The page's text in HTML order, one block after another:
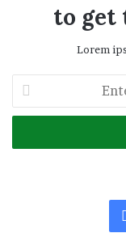
to get
Lorem
your
Email